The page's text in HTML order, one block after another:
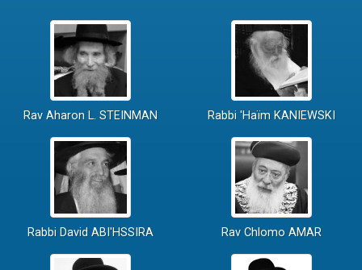
Rav Aharon L. STEINMAN Rabbi 'Haïm KANIEWSKI
Rabbi David ABI'HSSIRA Rav Chlomo AMAR